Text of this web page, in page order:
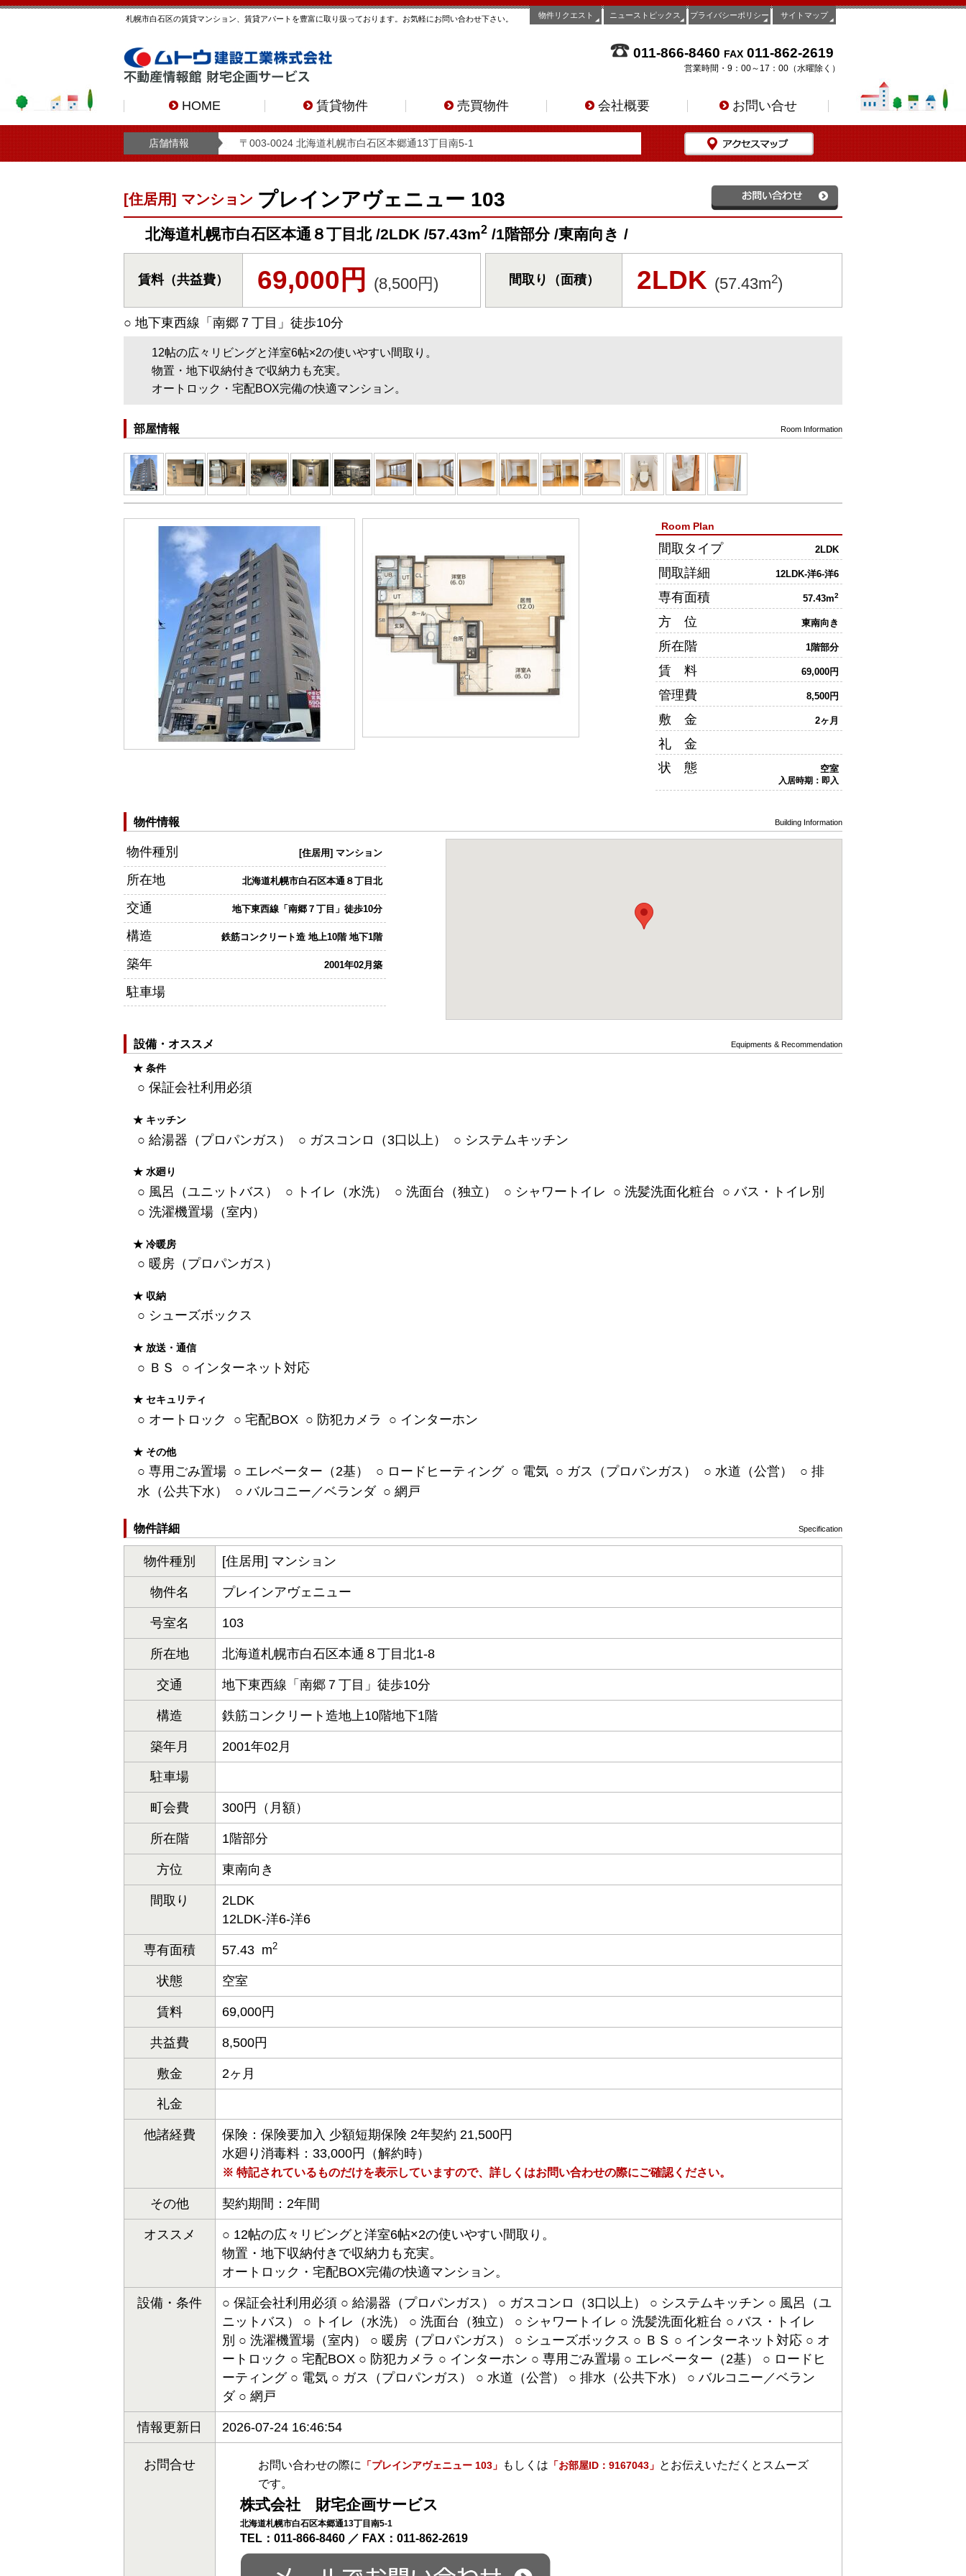
札幌市白石区の賃貸マンション、賃貸アパートを豊富に取り扱っております。お気軽にお問い合わせ下さい。 物件リクエスト ニューストピックス プライバシーポリシー サイトマップ
011-866-8460 FAX 011-862-2619
営業時間・9：00～17：00（水曜除く）
HOME 賃貸物件 売買物件 会社概要 お問い合せ
店舗情報 〒003-0024 北海道札幌市白石区本郷通13丁目南5-1
プレインアヴェニュー 103
[住居用] マンション
北海道札幌市白石区本通８丁目北 /2LDK /57.43m2 /1階部分 /東南向き /
賃料（共益費） 69,000円 (8,500円) 間取り（面積） 2LDK (57.43m2)
○ 地下東西線「南郷７丁目」徒歩10分
12帖の広々リビングと洋室6帖×2の使いやすい間取り。
物置・地下収納付きで収納力も充実。
オートロック・宅配BOX完備の快適マンション。
部屋情報 Room Information
Room Plan
間取タイプ 2LDK
間取詳細 12LDK-洋6-洋6
専有面積 57.43m2
方 位 東南向き
所在階 1階部分
賃 料 69,000円
管理費 8,500円
敷 金 2ヶ月
礼 金
状 態
空室
入居時期：即入
物件情報 Building Information
物件種別 [住居用] マンション
所在地 北海道札幌市白石区本通８丁目北
交通 地下東西線「南郷７丁目」徒歩10分
構造 鉄筋コンクリート造 地上10階 地下1階
築年 2001年02月築
駐車場
設備・オススメ Equipments & Recommendation
★ 条件
○ 保証会社利用必須
★ キッチン
○ 給湯器（プロパンガス） ○ ガスコンロ（3口以上） ○ システムキッチン
★ 水廻り
○ 風呂（ユニットバス） ○ トイレ（水洗） ○ 洗面台（独立） ○ シャワートイレ ○ 洗髪洗面化粧台 ○ バス・トイレ別
○ 洗濯機置場（室内）
★ 冷暖房
○ 暖房（プロパンガス）
★ 収納
○ シューズボックス
★ 放送・通信
○ ＢＳ ○ インターネット対応
★ セキュリティ
○ オートロック ○ 宅配BOX ○ 防犯カメラ ○ インターホン
★ その他
○ 専用ごみ置場 ○ エレベーター（2基） ○ ロードヒーティング ○ 電気 ○ ガス（プロパンガス） ○ 水道（公営） ○ 排
水（公共下水） ○ バルコニー／ベランダ ○ 網戸
物件詳細 Specification
物件種別 [住居用] マンション
物件名 プレインアヴェニュー
号室名 103
所在地 北海道札幌市白石区本通８丁目北1-8
交通 地下東西線「南郷７丁目」徒歩10分
構造 鉄筋コンクリート造地上10階地下1階
築年月 2001年02月
駐車場
町会費 300円（月額）
所在階 1階部分
方位 東南向き
間取り
2LDK
12LDK-洋6-洋6
専有面積 57.43 m2
状態 空室
賃料 69,000円
共益費 8,500円
敷金 2ヶ月
礼金
他諸経費
保険：保険要加入 少額短期保険 2年契約 21,500円
水廻り消毒料：33,000円（解約時）
※ 特記されているものだけを表示していますので、詳しくはお問い合わせの際にご確認ください。
その他 契約期間：2年間
オススメ
○ 12帖の広々リビングと洋室6帖×2の使いやすい間取り。
物置・地下収納付きで収納力も充実。
オートロック・宅配BOX完備の快適マンション。
設備・条件
○ 保証会社利用必須 ○ 給湯器（プロパンガス） ○ ガスコンロ（3口以上） ○ システムキッチン ○ 風呂（ユ
ニットバス） ○ トイレ（水洗） ○ 洗面台（独立） ○ シャワートイレ ○ 洗髪洗面化粧台 ○ バス・トイレ
別 ○ 洗濯機置場（室内） ○ 暖房（プロパンガス） ○ シューズボックス ○ ＢＳ ○ インターネット対応 ○ オ
ートロック ○ 宅配BOX ○ 防犯カメラ ○ インターホン ○ 専用ごみ置場 ○ エレベーター（2基） ○ ロードヒ
ーティング ○ 電気 ○ ガス（プロパンガス） ○ 水道（公営） ○ 排水（公共下水） ○ バルコニー／ベラン
ダ ○ 網戸
情報更新日 2026-07-24 16:46:54
お問合せ お問い合わせの際に 「プレインアヴェニュー 103」 もしくは 「お部屋ID：9167043」 とお伝えいただくとスムーズ
です。
株式会社 財宅企画サービス
北海道札幌市白石区本郷通13丁目南5-1
TEL：011-866-8460 ／ FAX：011-862-2619